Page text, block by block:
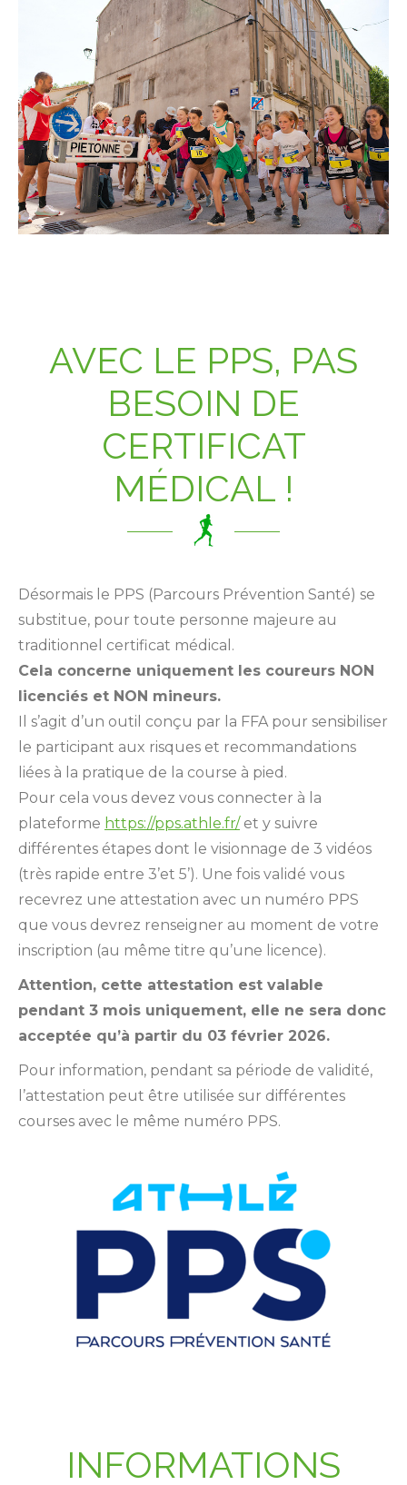
AVEC LE PPS, PAS
BESOIN DE
CERTIFICAT
MÉDICAL !
Désormais le PPS (Parcours Prévention Santé) se
substitue, pour toute personne majeure au
traditionnel certificat médical.
Cela concerne uniquement les coureurs NON
licenciés et NON mineurs.
Il s’agit d’un outil conçu par la FFA pour sensibiliser
le participant aux risques et recommandations
liées à la pratique de la course à pied.
Pour cela vous devez vous connecter à la
plateforme https://pps.athle.fr/ et y suivre
différentes étapes dont le visionnage de 3 vidéos
(très rapide entre 3’et 5’). Une fois validé vous
recevrez une attestation avec un numéro PPS
que vous devrez renseigner au moment de votre
inscription (au même titre qu’une licence).
Attention, cette attestation est valable
pendant 3 mois uniquement, elle ne sera donc
acceptée qu’à partir du 03 février 2026.
Pour information, pendant sa période de validité,
l’attestation peut être utilisée sur différentes
courses avec le même numéro PPS.
INFORMATIONS